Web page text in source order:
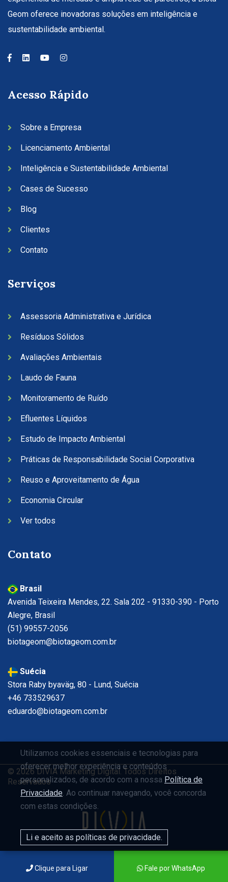
Geom oferece inovadoras soluções em inteligência e
sustentabilidade ambiental.
Acesso Rápido
Sobre a Empresa
Licenciamento Ambiental
Inteligência e Sustentabilidade Ambiental
Cases de Sucesso
Blog
Clientes
Contato
Serviços
Assessoria Administrativa e Jurídica
Resíduos Sólidos
Avaliações Ambientais
Laudo de Fauna
Monitoramento de Ruído
Efluentes Líquidos
Estudo de Impacto Ambiental
Práticas de Responsabilidade Social Corporativa
Reuso e Aproveitamento de Água
Economia Circular
Ver todos
Contato
Brasil
Avenida Teixeira Mendes, 22. Sala 202 - 91330-390 - Porto
Alegre, Brasil
(51) 99557-2056
biotageom@biotageom.com.br
Suécia
Stora Raby byaväg, 80 - Lund, Suécia
+46 733529637
eduardo@biotageom.com.br
© 2026 DIVIA Marketing Digital. Todos Direitos
Reservados
Clique para Ligar Fale por WhatsApp
Utilizamos cookies essenciais e tecnologias para
oferecer melhor experiência e conteúdos
personalizados, de acordo com a nossa Política de
Privacidade. Ao continuar navegando, você concorda
com estas condições.
Li e aceito as políticas de privacidade.